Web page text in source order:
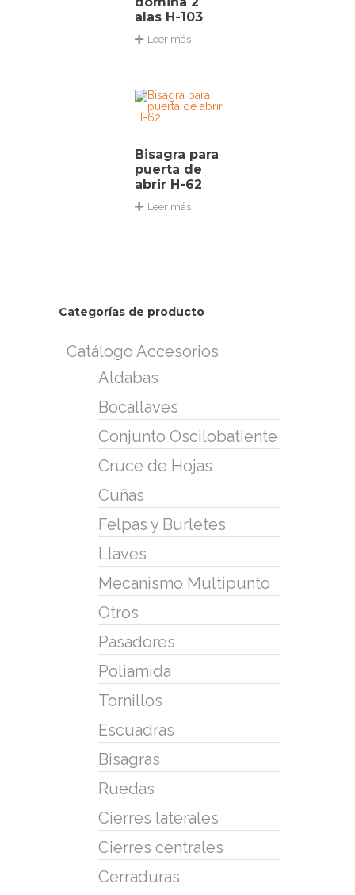
alas H-103
Leer más
Bisagra para
puerta de
abrir H-62
Leer más
Categorías de producto
Catálogo Accesorios
Aldabas
Bocallaves
Conjunto Oscilobatiente
Cruce de Hojas
Cuñas
Felpas y Burletes
Llaves
Mecanismo Multipunto
Otros
Pasadores
Poliamida
Tornillos
Escuadras
Bisagras
Ruedas
Cierres laterales
Cierres centrales
Cerraduras